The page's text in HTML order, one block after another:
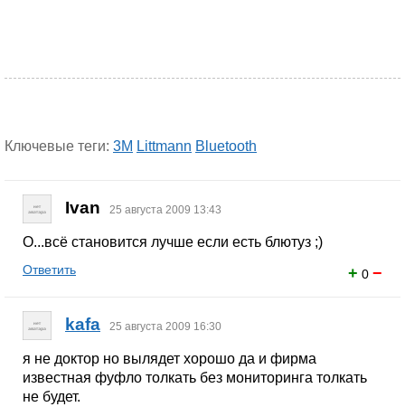
Ключевые теги: 3M Littmann Bluetooth
Ivan 25 августа 2009 13:43
О...всё становится лучше если есть блютуз ;)
+ 0 −
Ответить
kafa 25 августа 2009 16:30
я не доктор но вылядет хорошо да и фирма
известная фуфло толкать без мониторинга толкать
не будет.